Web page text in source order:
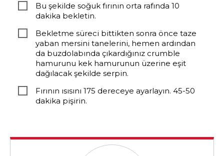
Bu şekilde soğuk fırının orta rafında 10
dakika bekletin.
Bekletme süreci bittikten sonra önce taze
yaban mersini tanelerini, hemen ardından
da buzdolabında çıkardığınız crumble
hamurunu kek hamurunun üzerine eşit
dağılacak şekilde serpin.
Fırının ısısını 175 dereceye ayarlayın. 45-50
dakika pişirin.